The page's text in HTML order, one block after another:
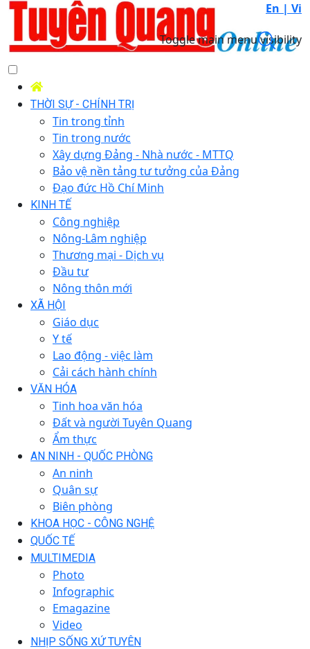
En | Vi
Toggle main menu visibility
THỜI SỰ - CHÍNH TRỊ
Tin trong tỉnh
Tin trong nước
Xây dựng Đảng - Nhà nước - MTTQ
Bảo vệ nền tảng tư tưởng của Đảng
Đạo đức Hồ Chí Minh
KINH TẾ
Công nghiệp
Nông-Lâm nghiệp
Thương mại - Dịch vụ
Đầu tư
Nông thôn mới
XÃ HỘI
Giáo dục
Y tế
Lao động - việc làm
Cải cách hành chính
VĂN HÓA
Tinh hoa văn hóa
Đất và người Tuyên Quang
Ẩm thực
AN NINH - QUỐC PHÒNG
An ninh
Quân sự
Biên phòng
KHOA HỌC - CÔNG NGHỆ
QUỐC TẾ
MULTIMEDIA
Photo
Infographic
Emagazine
Video
NHỊP SỐNG XỨ TUYÊN